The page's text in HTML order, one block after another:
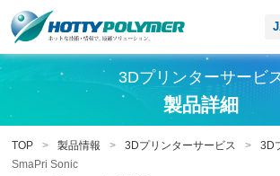
3Dプリンターサービ
製品詳細
TOP 製品情報 3Dプリンターサービス
3D
SmaPri Sonic